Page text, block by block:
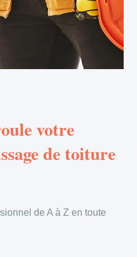
votre
de toiture
de A à Z en toute